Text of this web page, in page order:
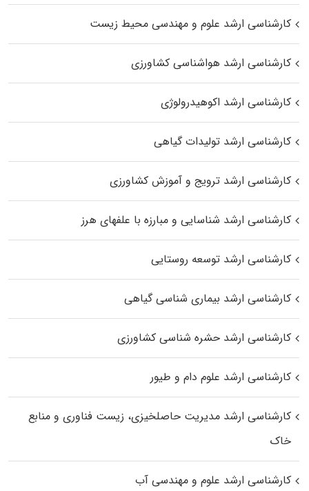
کارشناسی ارشد علوم و مهندسی محیط زیست
کارشناسی ارشد هواشناسی کشاورزی
کارشناسی ارشد اکوهیدرولوژی
کارشناسی ارشد تولیدات گیاهی
کارشناسی ارشد ترویج و آموزش کشاورزی
کارشناسی ارشد شناسایی و مبارزه با علفهای هرز
کارشناسی ارشد توسعه روستایی
کارشناسی ارشد بیماری‌ شناسی گیاهی
کارشناسی ارشد حشره‌ شناسی کشاورزی
کارشناسی ارشد علوم دام و طیور
کارشناسی ارشد مدیریت حاصلخیزی، زیست فناوری و منابع
خاک
کارشناسی ارشد علوم و مهندسی آب